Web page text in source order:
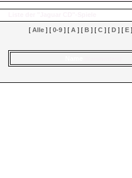
[ Alle ] [ 0-9 ] [ A ] [ B ] [ C ] [ D ] [ E